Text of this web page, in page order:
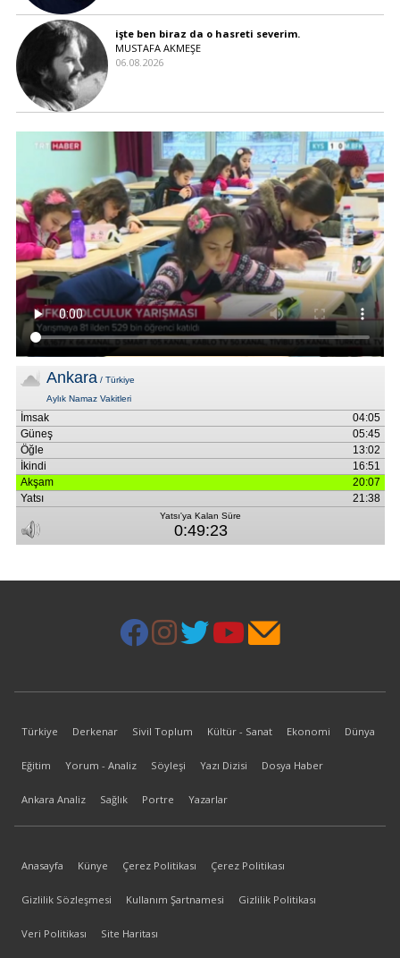
işte ben biraz da o hasreti severim.
MUSTAFA AKMEŞE
06.08.2026
Türkiye Derkenar Sivil Toplum Kültür - Sanat Ekonomi Dünya
Eğitim Yorum - Analiz Söyleşi Yazı Dizisi Dosya Haber
Ankara Analiz Sağlık Portre Yazarlar
Anasayfa Künye Çerez Politikası Çerez Politikası
Gizlilik Sözleşmesi Kullanım Şartnamesi Gizlilik Politikası
Veri Politikası Site Haritası